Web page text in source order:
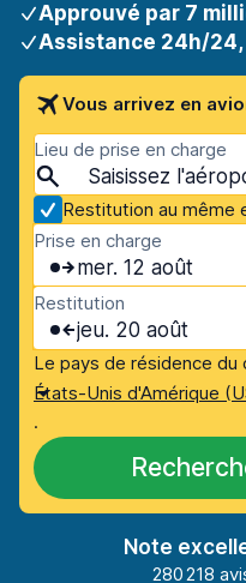
Approuvé par 7
Assistance 24h/
Vous arrivez en
Lieu de prise en charge
Restitution au même
Prise en charge
mer. 12 août
Restitution
jeu. 20 août
Le pays de résidence du
États-Unis d'Amérique
.
Note
280 218